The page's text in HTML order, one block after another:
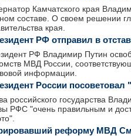
Камчатского края
составе. О своем решении
края.
РФ отправил в
РФ Владимир Путин
МВД России,
информации.
России посоветовал
российского государства
РФС "очень правильным и
реформу МВД